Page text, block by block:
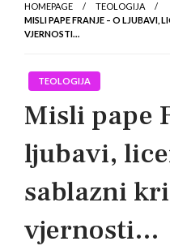
HOMEPAGE
TEOLOGIJA
MISLI PAPE FRANJE – O LJUBAVI,
VJERNOSTI…
TEOLOGIJA
Misli pape
ljubavi,
sablazni
vjernosti…